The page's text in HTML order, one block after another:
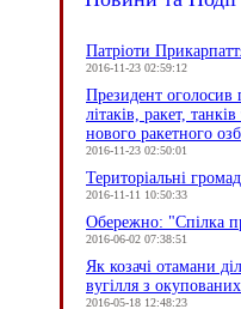
Патріоти
2016-11-23 02:59:12
Президент
літаків, ракет,
нового ракетного
2016-11-23 02:50:01
Територіальні
2016-11-11 10:50:33
Обережно: "Спілка
2016-06-02 07:38:51
Як козачі отамани
вугілля з
2016-05-18 12:48:23